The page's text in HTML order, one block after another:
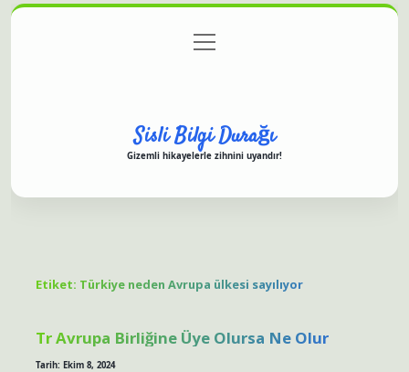
Gizlilik Politikası
menüyü
aç
Sisli Bilgi Durağı
Gizemli hikayelerle zihnini uyandır!
Etiket: Türkiye neden Avrupa ülkesi sayılıyor
Tr Avrupa Birliğine Üye Olursa Ne Olur
Tarih: Ekim 8, 2024